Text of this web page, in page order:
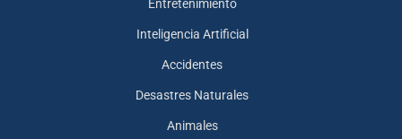
Entretenimiento
Inteligencia Artificial
Accidentes
Desastres Naturales
Animales